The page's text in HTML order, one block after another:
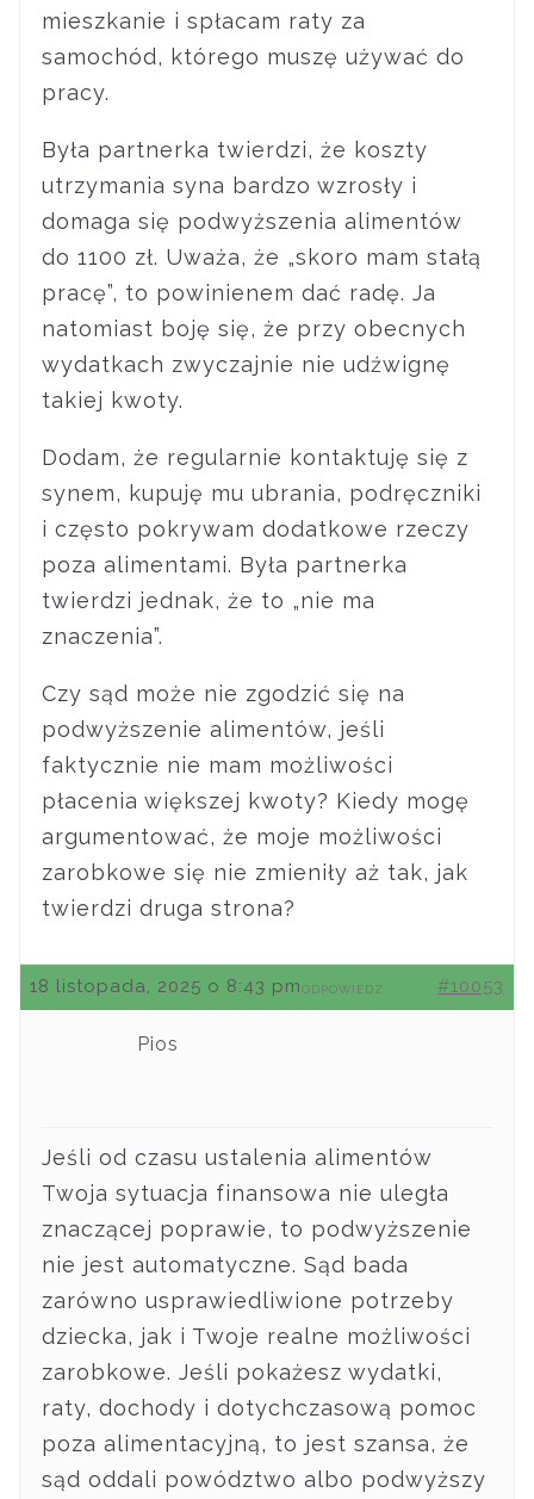
mieszkanie i spłacam raty za
samochód, którego muszę używać do
pracy.
Była partnerka twierdzi, że koszty
utrzymania syna bardzo wzrosły i
domaga się podwyższenia alimentów
do 1100 zł. Uważa, że „skoro mam stałą
pracę”, to powinienem dać radę. Ja
natomiast boję się, że przy obecnych
wydatkach zwyczajnie nie udźwignę
takiej kwoty.
Dodam, że regularnie kontaktuję się z
synem, kupuję mu ubrania, podręczniki
i często pokrywam dodatkowe rzeczy
poza alimentami. Była partnerka
twierdzi jednak, że to „nie ma
znaczenia”.
Czy sąd może nie zgodzić się na
podwyższenie alimentów, jeśli
faktycznie nie mam możliwości
płacenia większej kwoty? Kiedy mogę
argumentować, że moje możliwości
zarobkowe się nie zmieniły aż tak, jak
twierdzi druga strona?
18 listopada, 2025 o 8:43 pm #10053
ODPOWIEDZ
Pios
Jeśli od czasu ustalenia alimentów
Twoja sytuacja finansowa nie uległa
znaczącej poprawie, to podwyższenie
nie jest automatyczne. Sąd bada
zarówno usprawiedliwione potrzeby
dziecka, jak i Twoje realne możliwości
zarobkowe. Jeśli pokażesz wydatki,
raty, dochody i dotychczasową pomoc
poza alimentacyjną, to jest szansa, że
sąd oddali powództwo albo podwyższy